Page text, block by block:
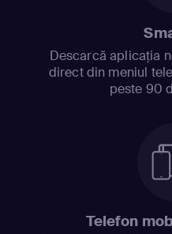
Descarcă aplicația
direct din meniul
peste 90
Telefon